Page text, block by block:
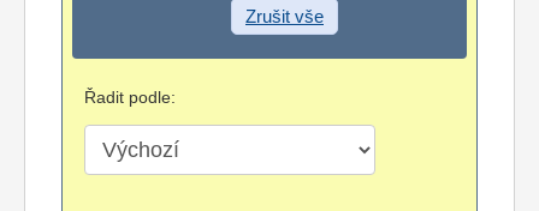
Zrušit vše
Řadit podle: